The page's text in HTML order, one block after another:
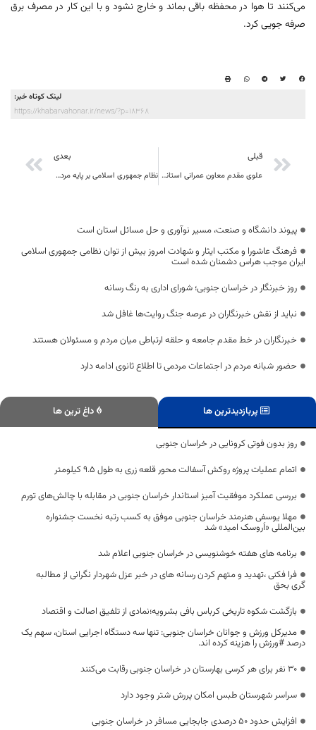
می‌کنند تا هوا در محفظه باقی بماند و خارج نشود و با این کار در مصرف برق
صرفه جویی کرد.
لینک کوتاه خبر:
https://khabarvahonar.ir/news/?p=18368
قبلی
علوی مقدم معاون عمرانی استاندار : روستاییان رکن اساسی حفظ توان اقتصادی و پشتوانه استقلال سیاسی و امنیتی کشور محسوب می‌شوند
بعدی
نظام جمهوری اسلامی بر پایه مردم سالاری دینی است
پیوند دانشگاه و صنعت، مسیر نوآوری و حل مسائل استان است
فرهنگ عاشورا و مکتب ایثار و شهادت امروز بیش از توان نظامی جمهوری اسلامی
ایران موجب هراس دشمنان شده است
روز خبرنگار در خراسان جنوبی؛ شورای اداری به رنگ رسانه
نباید از نقش خبرنگاران در عرصه جنگ روایت‌ها غافل شد
خبرنگاران در خط مقدم جامعه و حلقه ارتباطی میان مردم و مسئولان هستند
حضور شبانه مردم در اجتماعات مردمی تا اطلاع ثانوی ادامه دارد
پربازدیدترین ها داغ ترین ها
روز بدون فوتی کرونایی در خراسان جنوبی
اتمام عملیات پروژه روکش آسفالت محور قلعه زری به طول 9.5 کیلومتر
بررسی عملکرد موفقیت آمیز استاندار خراسان جنوبی در مقابله با چالش‌های تورم
مهلا یوسفی هنرمند خراسان جنوبی موفق به کسب رتبه نخست جشنواره
بین‌المللی «اَروسک امید» شد
برنامه های هفته خوشنویسی در خراسان جنوبی اعلام شد
فرا فکنی ،تهدید و متهم کردن رسانه های در خبر عزل شهردار نگرانی از مطالبه
گری بحق
بازگشت شکوه تاریخی کرباس بافی بشرویه؛نمادی از تلفیق اصالت و اقتصاد
مدیرکل ورزش و جوانان خراسان جنوبی: تنها سه دستگاه اجرایی استان، سهم یک
درصد #ورزش را هزینه کرده اند.
۳۰ نفر برای هر کرسی بهارستان در خراسان جنوبی رقابت می‌کنند
سراسر شهرستان طبس امکان پررش شتر وجود دارد
افزایش حدود 50 درصدی جابجایی مسافر در خراسان جنوبی